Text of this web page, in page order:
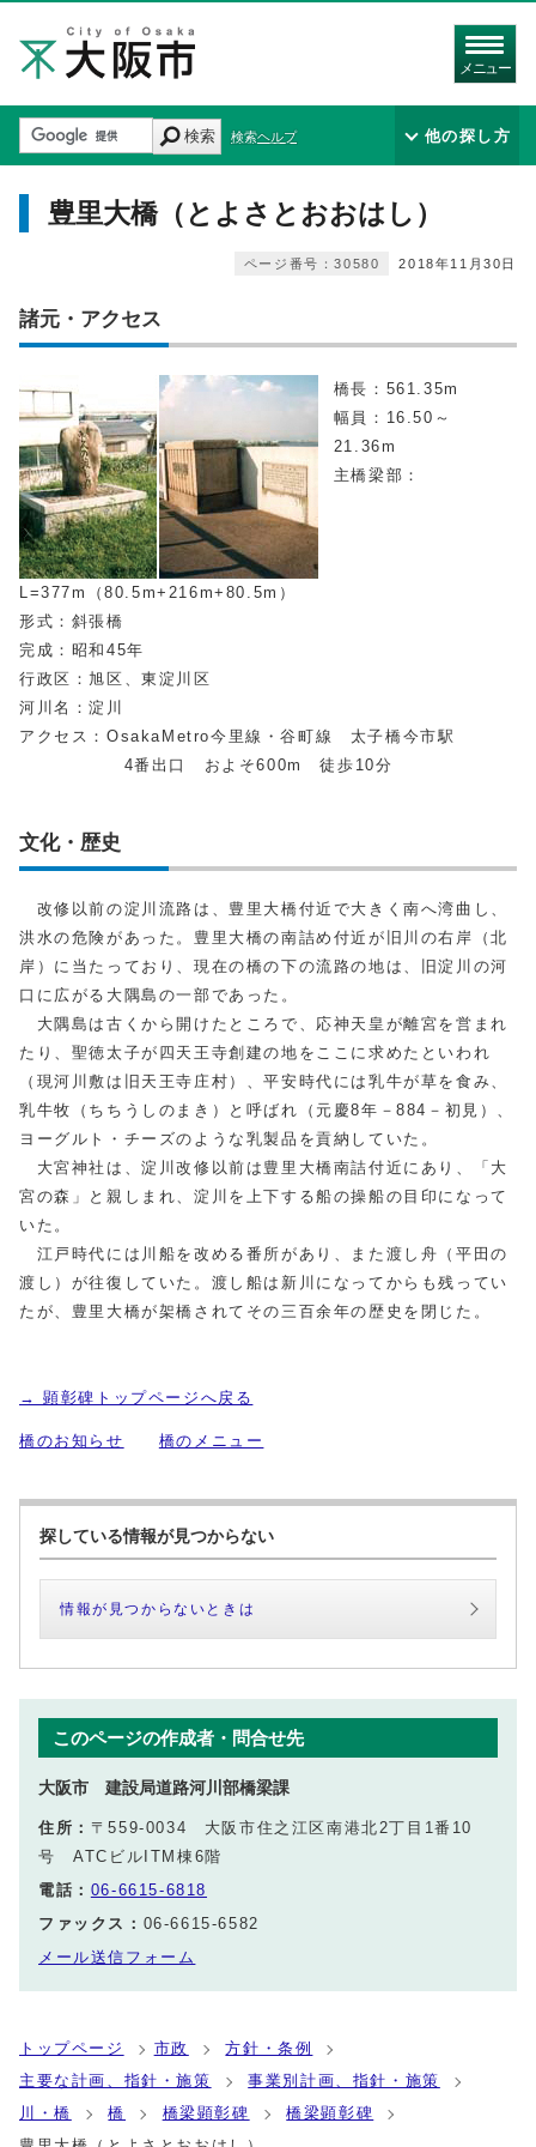
メニュー
検索 検索ヘルプ 他の探し方
豊里大橋（とよさとおおはし）
2018年11月30日
ページ番号：30580
諸元・アクセス
橋長：561.35m
幅員：16.50～
21.36m
主橋梁部：
L=377m（80.5m+216m+80.5m）
形式：斜張橋
完成：昭和45年
行政区：旭区、東淀川区
河川名：淀川
アクセス：OsakaMetro今里線・谷町線 太子橋今市駅
4番出口 およそ600m 徒歩10分
文化・歴史
改修以前の淀川流路は、豊里大橋付近で大きく南へ湾曲し、
洪水の危険があった。豊里大橋の南詰め付近が旧川の右岸（北
岸）に当たっており、現在の橋の下の流路の地は、旧淀川の河
口に広がる大隅島の一部であった。
大隅島は古くから開けたところで、応神天皇が離宮を営まれ
たり、聖徳太子が四天王寺創建の地をここに求めたといわれ
（現河川敷は旧天王寺庄村）、平安時代には乳牛が草を食み、
乳牛牧（ちちうしのまき）と呼ばれ（元慶8年－884－初見）、
ヨーグルト・チーズのような乳製品を貢納していた。
大宮神社は、淀川改修以前は豊里大橋南詰付近にあり、「大
宮の森」と親しまれ、淀川を上下する船の操船の目印になって
いた。
江戸時代には川船を改める番所があり、また渡し舟（平田の
渡し）が往復していた。渡し船は新川になってからも残ってい
たが、豊里大橋が架橋されてその三百余年の歴史を閉じた。
→ 顕彰碑トップページへ戻る
橋のお知らせ 橋のメニュー
探している情報が見つからない
情報が見つからないときは
このページの作成者・問合せ先
大阪市 建設局道路河川部橋梁課
住所： 〒559-0034 大阪市住之江区南港北2丁目1番10
号 ATCビルITM棟6階
電話： 06-6615-6818
ファックス： 06-6615-6582
メール送信フォーム
トップページ 市政
方針・条例
主要な計画、指針・施策
事業別計画、指針・施策
川・橋
橋 橋梁顕彰碑
橋梁顕彰碑